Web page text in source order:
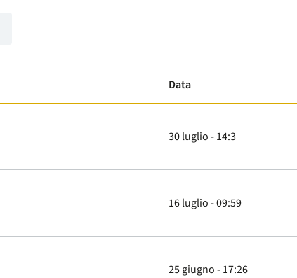
Data
30 luglio - 14:3
16 luglio - 09:59
25 giugno - 17:26